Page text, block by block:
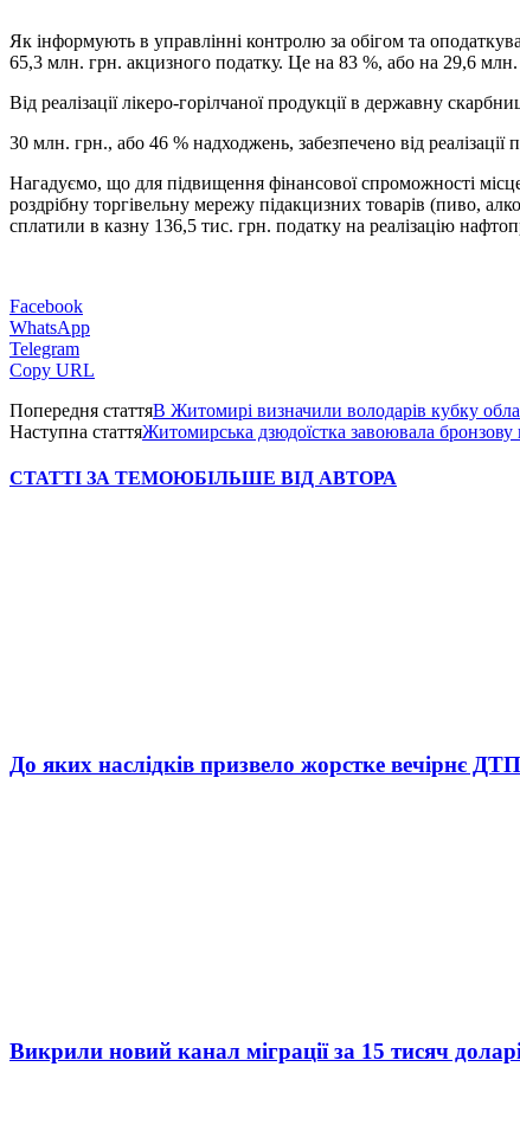
Як інформують в управлінні контролю за обігом та
65,3 млн. грн. акцизного податку. Це на 83 %, або на 29,6 млн.
Від реалізації лікеро-горілчаної продукції в державну
30 млн. грн., або 46 % надходжень, забезпечено від реалізації
Нагадуємо, що для підвищення фінансової спроможності
роздрібну торгівельну мережу підакцизних товарів (пиво,
сплатили в казну 136,5 тис. грн. податку на реалізацію
Facebook
WhatsApp
Telegram
Copy URL
Попередня статтяВ Житомирі визначили володарів кубку
Наступна статтяЖитомирська дзюдоїстка завоювала бронзову
СТАТТІ ЗА ТЕМОЮБІЛЬШЕ ВІД АВТОРА
До яких наслідків призвело жорстке вечірнє
Викрили новий канал міграції за 15 тисяч